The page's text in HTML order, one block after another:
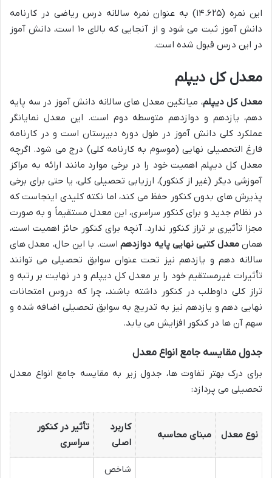
این نمره (۱۴.۶۲۵) به عنوان نمره سالانه درس ریاضی در کارنامه
دانش آموز ثبت می شود و از آنجایی که بالای ۱۰ است، دانش آموز
در این درس قبول شده است.
معدل کل دیپلم
معدل کل دیپلم، میانگین معدل های سالانه دانش آموز در سه پایه
دهم، یازدهم و دوازدهم متوسطه دوم است. این معدل نمایانگر
عملکرد کلی دانش آموز در طول دوره دبیرستان است و در کارنامه
فارغ التحصیلی نهایی (موسوم به کارنامه کلی) درج می شود. اگرچه
معدل کل دیپلم اهمیت خود را در برخی موارد مانند ارائه به مراکز
آموزشی دیگر (غیر از کنکور)، ارزیابی تحصیلی کلی، یا حتی برای برخی
پذیرش های بدون کنکور حفظ می کند، اما نکته کلیدی اینجاست که
در نظام جدید و برای کنکور سراسری، این معدل مستقیماً و به صورت
مجزا تأثیری بر تراز کنکور ندارد. آنچه برای کنکور حائز اهمیت است،
همانمعدل کتبی نهایی پایه دوازدهماست. با این حال، معدل های
سالانه دهم و یازدهم نیز تحت عنوان سوابق تحصیلی می توانند
تأثیرات غیرمستقیم خود را بر معدل کل دیپلم و در نهایت بر رتبه و
تراز کلی داوطلب در کنکور داشته باشند، چرا که دروس امتحانات
نهایی دهم و یازدهم نیز به تدریج به سوابق تحصیلی اضافه شده و
سهم آن ها در کنکور افزایش می یابد.
جدول مقایسه جامع انواع معدل
برای درک بهتر تفاوت ها، جدول زیر به مقایسه جامع انواع معدل
تحصیلی می پردازد:
نوع معدل مبنای محاسبه
کاربرد
اصلی
تأثیر در کنکور
سراسری
شاخص